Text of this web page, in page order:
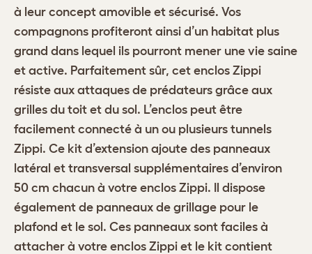
à leur concept amovible et sécurisé. Vos
compagnons profiteront ainsi d’un habitat plus
grand dans lequel ils pourront mener une vie saine
et active. Parfaitement sûr, cet enclos Zippi
résiste aux attaques de prédateurs grâce aux
grilles du toit et du sol. L’enclos peut être
facilement connecté à un ou plusieurs tunnels
Zippi. Ce kit d’extension ajoute des panneaux
latéral et transversal supplémentaires d’environ
50 cm chacun à votre enclos Zippi. Il dispose
également de panneaux de grillage pour le
plafond et le sol. Ces panneaux sont faciles à
attacher à votre enclos Zippi et le kit contient